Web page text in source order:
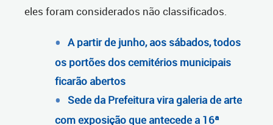
eles foram considerados não classificados.
A partir de junho, aos sábados, todos
os portões dos cemitérios municipais
ficarão abertos
Sede da Prefeitura vira galeria de arte
com exposição que antecede a 16ª